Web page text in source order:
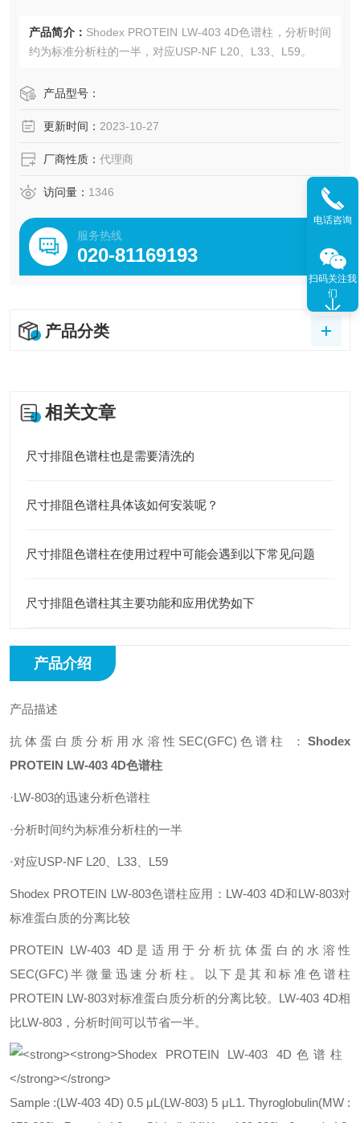
产品简介： Shodex PROTEIN LW-403 4D色谱柱，分析时间
约为标准分析柱的一半，对应USP-NF L20、L33、L59。
产品型号：
更新时间： 2023-10-27
厂商性质： 代理商
访问量： 1346
服务热线
020-81169193
产品分类
相关文章
尺寸排阻色谱柱也是需要清洗的
尺寸排阻色谱柱具体该如何安装呢？
尺寸排阻色谱柱在使用过程中可能会遇到以下常见问题
尺寸排阻色谱柱其主要功能和应用优势如下
产品介绍
产品描述
抗体蛋白质分析用水溶性SEC(GFC)色谱柱 ： Shodex
PROTEIN LW-403 4D色谱柱
·LW-803的迅速分析色谱柱
·分析时间约为标准分析柱的一半
·对应USP-NF L20、L33、L59
Shodex PROTEIN LW-803色谱柱应用：LW-403 4D和LW-803对
标准蛋白质的分离比较
PROTEIN LW-403 4D是适用于分析抗体蛋白的水溶性
SEC(GFC)半微量迅速分析柱。以下是其和标准色谱柱
PROTEIN LW-803对标准蛋白质分析的分离比较。LW-403 4D相
比LW-803，分析时间可以节省一半。
Sample :(LW-403 4D) 0.5 μL (LW-803) 5 μL 1. Thyroglobulin(MW :
电话咨询
扫码关注我
们